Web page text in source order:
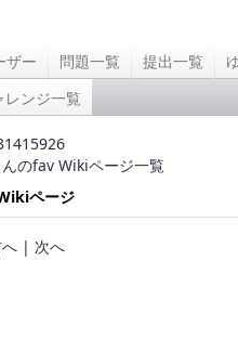
ザー 問題一覧 提出一覧
レンジ一覧
んのfav Wikiページ一覧
ページ
| 次へ